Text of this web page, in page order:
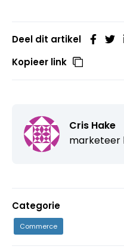
Deel dit artikel
Kopieer link
Cris Hake
marketeer
Categorie
Commerce